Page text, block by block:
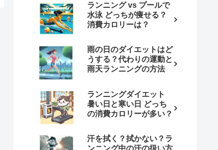
ランニング vs プールで
水泳 どっちが痩せる？
消費カロリーは？
雨の日のダイエットはど
うする？代わりの運動と
雨天ランニングの方法
ランニングダイエット
暑い日と寒い日 どっち
の消費カロリーが多い？
汗を拭く？拭かない？ラ